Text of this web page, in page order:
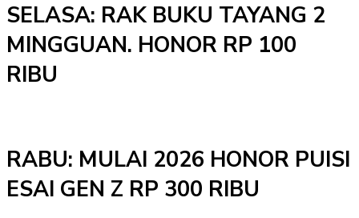
SELASA: RAK BUKU TAYANG 2
MINGGUAN. HONOR RP 100
RIBU
RABU: MULAI 2026 HONOR PUISI
ESAI GEN Z RP 300 RIBU